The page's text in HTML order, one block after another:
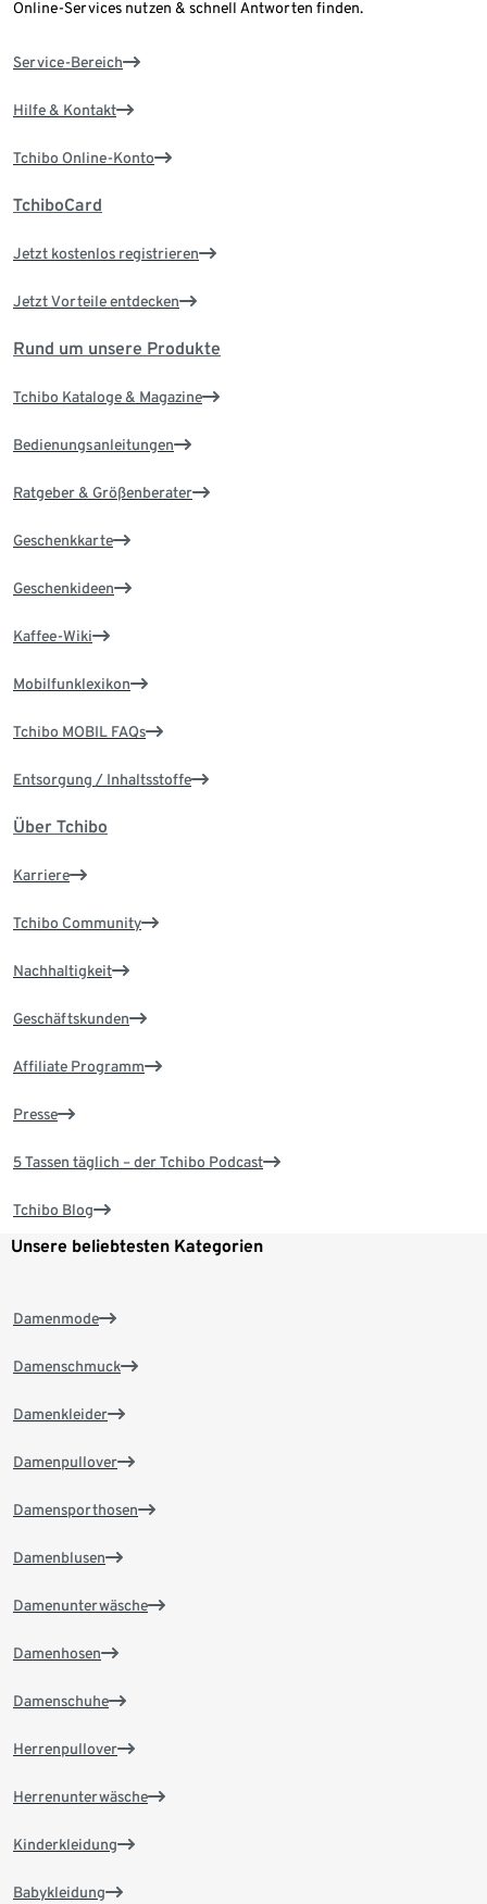
Online-Services nutzen & schnell Antworten finden.
Service-Bereich
Hilfe & Kontakt
Tchibo Online-Konto
TchiboCard
Jetzt kostenlos registrieren
Jetzt Vorteile entdecken
Rund um unsere Produkte
Tchibo Kataloge & Magazine
Bedienungsanleitungen
Ratgeber & Größenberater
Geschenkkarte
Geschenkideen
Kaffee-Wiki
Mobilfunklexikon
Tchibo MOBIL FAQs
Entsorgung / Inhaltsstoffe
Über Tchibo
Karriere
Tchibo Community
Nachhaltigkeit
Geschäftskunden
Affiliate Programm
Presse
5 Tassen täglich – der Tchibo Podcast
Tchibo Blog
Unsere beliebtesten Kategorien
Damenmode
Damenschmuck
Damenkleider
Damenpullover
Damensporthosen
Damenblusen
Damenunterwäsche
Damenhosen
Damenschuhe
Herrenpullover
Herrenunterwäsche
Kinderkleidung
Babykleidung